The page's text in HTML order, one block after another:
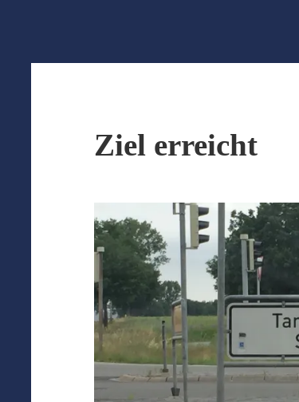
Ziel erreicht